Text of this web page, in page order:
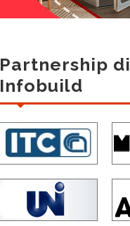
Partnership di
Infobuild